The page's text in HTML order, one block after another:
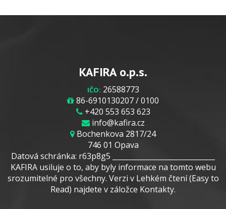
KAFIRA o.p.s.
IČO: 26588773
86-6910130207 / 0100
+420 553 653 623
info@kafira.cz
Bochenkova 2817/24
746 01 Opava
Datová schránka: r63p8g5 _____________________________
KAFIRA usiluje o to, aby byly informace na tomto webu
srozumitelné pro všechny. Verzi v Lehkém čtení (Easy to
Read) najdete v záložce Kontakty.